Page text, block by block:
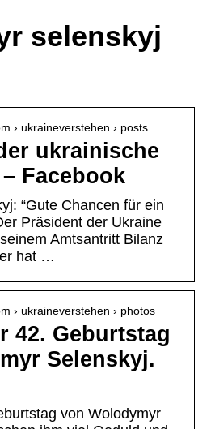
selenskyj
› ukraineverstehen › posts
ukrainische
Facebook
“Gute Chancen für ein
Präsident der Ukraine
Amtsantritt Bilanz
hat …
› ukraineverstehen › photos
42. Geburtstag
Selenskyj.
von Wolodymyr